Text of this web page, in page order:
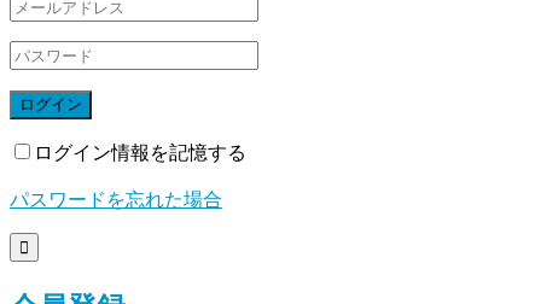
ログイン
ログイン情報を記憶する
パスワードを忘れた場合
